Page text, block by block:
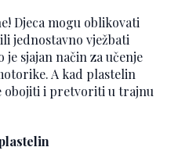
Djeca mogu oblikovati
jednostavno vježbati
sjajan način za učenje
A kad plastelin
obojiti i pretvoriti u trajnu